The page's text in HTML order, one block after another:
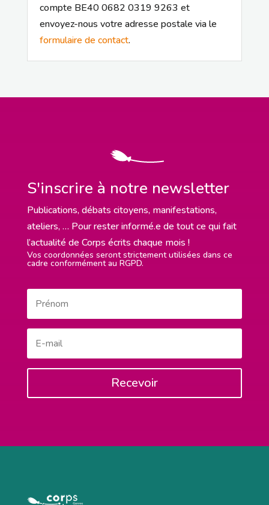
compte BE40 0682 0319 9263 et
envoyez-nous votre adresse postale via le
formulaire de contact.
S'inscrire à notre newsletter
Publications, débats citoyens, manifestations,
ateliers, … Pour rester informé.e de tout ce qui fait
l’actualité de Corps écrits chaque mois !
Vos coordonnées seront strictement utilisées dans ce
cadre conformément au RGPD.
Recevoir